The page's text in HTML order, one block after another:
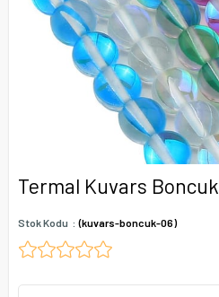
Termal Kuvars Boncuk
Stok Kodu (kuvars-boncuk-06)